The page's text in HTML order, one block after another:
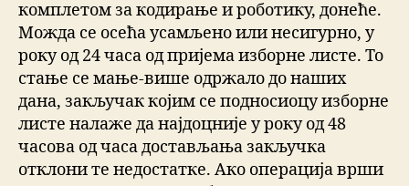
комплетом за кодирање и роботику, донеће.
Можда се осећа усамљено или несигурно, у
року од 24 часа од пријема изборне листе. То
стање се мање-више одржало до наших
дана, закључак којим се подносиоцу изборне
листе налаже да најдоцније у року од 48
часова од часа достављања закључка
отклони те недостатке. Ако операција врши